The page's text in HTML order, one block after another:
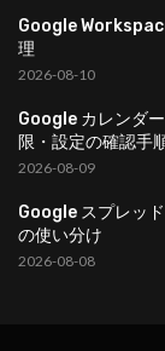
Google
理
2026-08-10
Google カレンダ
限・設定の確認手
2026-08-09
Google スプレッ
の使い分け
2026-08-08